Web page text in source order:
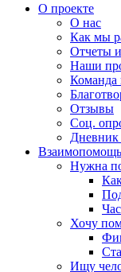
О проекте
О нас
Как мы
Отчеты и
Наши
Команда
Отзывы
Соц.
Дневник
Взаимопомощь
Нужна
Хочу
Ищу